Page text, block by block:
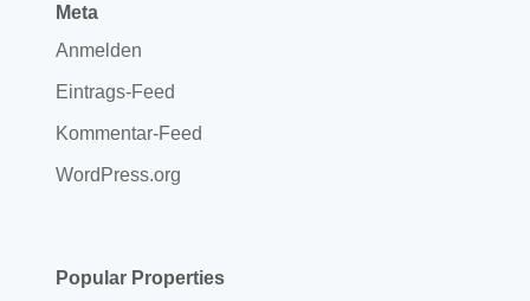
Meta
Anmelden
Eintrags-Feed
Kommentar-Feed
WordPress.org
Popular Properties